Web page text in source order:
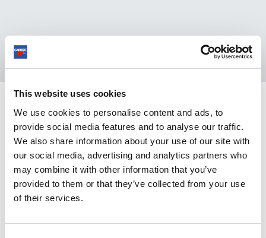
This website uses cookies
We use cookies to personalise content and ads, to
provide social media features and to analyse our traffic.
We also share information about your use of our site with
our social media, advertising and analytics partners who
may combine it with other information that you’ve
provided to them or that they’ve collected from your use
of their services.
VIDÉO DU PRODUIT